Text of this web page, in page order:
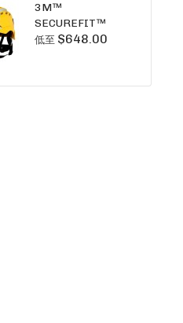
系列
3M™
SECUREFIT™
X5000系列 透氣安
低至 $648.00